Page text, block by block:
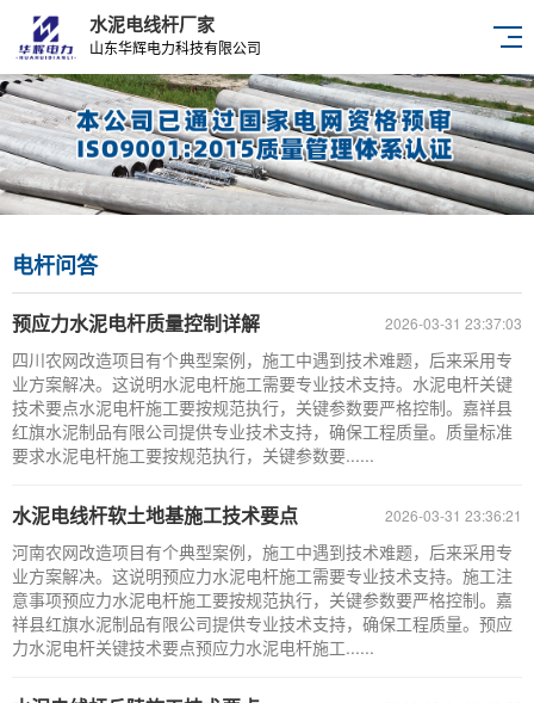
水泥电线杆厂家
山东华辉电力科技有限公司
电杆问答
2026-03-31 23:37:03
预应力水泥电杆质量控制详解
四川农网改造项目有个典型案例，施工中遇到技术难题，后来采用专
业方案解决。这说明水泥电杆施工需要专业技术支持。水泥电杆关键
技术要点水泥电杆施工要按规范执行，关键参数要严格控制。嘉祥县
红旗水泥制品有限公司提供专业技术支持，确保工程质量。质量标准
要求水泥电杆施工要按规范执行，关键参数要......
2026-03-31 23:36:21
水泥电线杆软土地基施工技术要点
河南农网改造项目有个典型案例，施工中遇到技术难题，后来采用专
业方案解决。这说明预应力水泥电杆施工需要专业技术支持。施工注
意事项预应力水泥电杆施工要按规范执行，关键参数要严格控制。嘉
祥县红旗水泥制品有限公司提供专业技术支持，确保工程质量。预应
力水泥电杆关键技术要点预应力水泥电杆施工......